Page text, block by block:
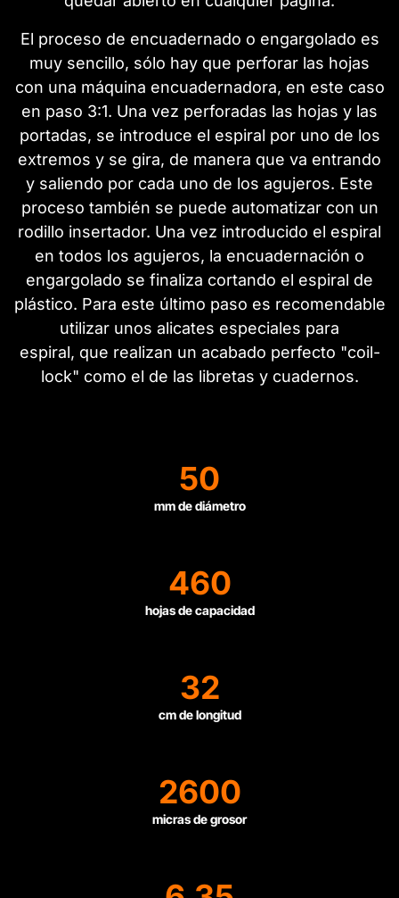
El proceso de encuadernado o engargolado es
muy sencillo, sólo hay que perforar las hojas
con una máquina encuadernadora, en este caso
en paso 3:1. Una vez perforadas las hojas y las
portadas, se introduce el espiral por uno de los
extremos y se gira, de manera que va entrando
y saliendo por cada uno de los agujeros. Este
proceso también se puede automatizar con un
rodillo insertador. Una vez introducido el espiral
en todos los agujeros, la encuadernación o
engargolado se finaliza cortando el espiral de
plástico. Para este último paso es recomendable
utilizar unos alicates especiales para
espiral, que realizan un acabado perfecto "coil-
lock" como el de las libretas y cuadernos.
50
mm de diámetro
460
hojas de capacidad
32
cm de longitud
2600
micras de grosor